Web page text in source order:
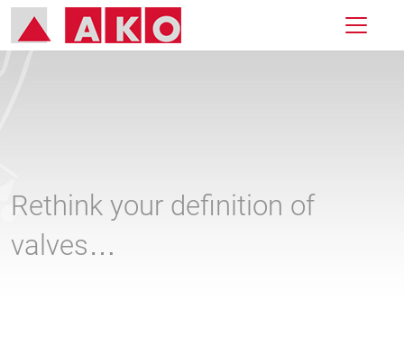
Rethink your definition of
valves…